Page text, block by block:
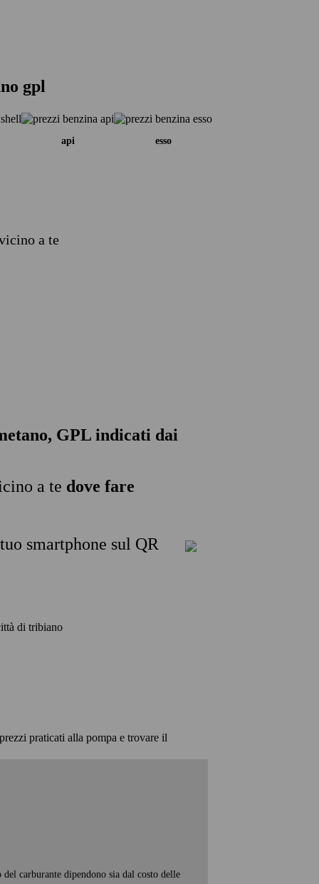
gpl
api esso
a te
GPL indicati dai
a te dove fare
smartphone sul QR
di tribiano
praticati alla pompa e trovare il
carburante dipendono sia dal costo delle